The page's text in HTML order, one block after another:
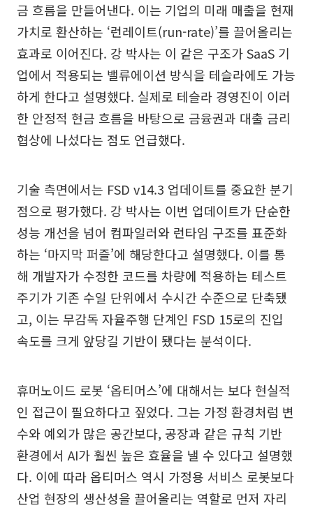
금 흐름을 만들어낸다. 이는 기업의 미래 매출을 현재
가치로 환산하는 ‘런레이트(run-rate)’를 끌어올리는
효과로 이어진다. 강 박사는 이 같은 구조가 SaaS 기
업에서 적용되는 밸류에이션 방식을 테슬라에도 가능
하게 한다고 설명했다. 실제로 테슬라 경영진이 이러
한 안정적 현금 흐름을 바탕으로 금융권과 대출 금리
협상에 나섰다는 점도 언급했다.
기술 측면에서는 FSD v14.3 업데이트를 중요한 분기
점으로 평가했다. 강 박사는 이번 업데이트가 단순한
성능 개선을 넘어 컴파일러와 런타임 구조를 표준화
하는 ‘마지막 퍼즐’에 해당한다고 설명했다. 이를 통
해 개발자가 수정한 코드를 차량에 적용하는 테스트
주기가 기존 수일 단위에서 수시간 수준으로 단축됐
고, 이는 무감독 자율주행 단계인 FSD 15로의 진입
속도를 크게 앞당길 기반이 됐다는 분석이다.
휴머노이드 로봇 ‘옵티머스’에 대해서는 보다 현실적
인 접근이 필요하다고 짚었다. 그는 가정 환경처럼 변
수와 예외가 많은 공간보다, 공장과 같은 규칙 기반
환경에서 AI가 훨씬 높은 효율을 낼 수 있다고 설명했
다. 이에 따라 옵티머스 역시 가정용 서비스 로봇보다
산업 현장의 생산성을 끌어올리는 역할로 먼저 자리